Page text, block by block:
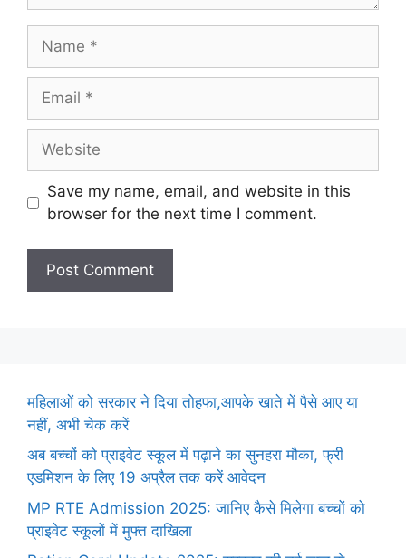
Name
Email
Website
Save my name, email, and website in this
browser for the next time I comment.
महिलाओं को सरकार ने दिया तोहफा,आपके खाते में पैसे आए या
नहीं, अभी चेक करें
अब बच्चों को प्राइवेट स्कूल में पढ़ाने का सुनहरा मौका, फ्री
एडमिशन के लिए 19 अप्रैल तक करें आवेदन
MP RTE Admission 2025: जानिए कैसे मिलेगा बच्चों को
प्राइवेट स्कूलों में मुफ्त दाखिला